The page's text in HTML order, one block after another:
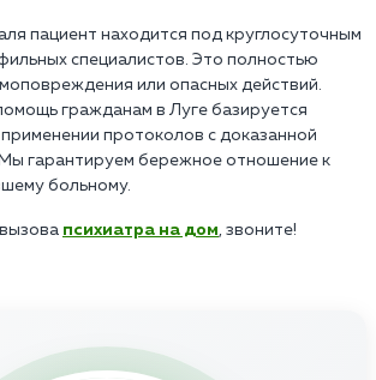
пациент находится под круглосуточным
специалистов. Это полностью
или опасных действий.
гражданам в Луге базируется
протоколов с доказанной
гарантируем бережное отношение к
больному.
психиатра на дом, звоните!